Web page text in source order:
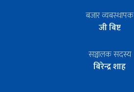
बजार व्यबस्थापक
जी बिष्ट
सञ्चालक सदस्य
बिरेन्द्र शाह